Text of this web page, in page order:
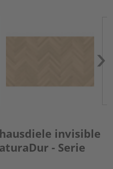
invisible
- Serie